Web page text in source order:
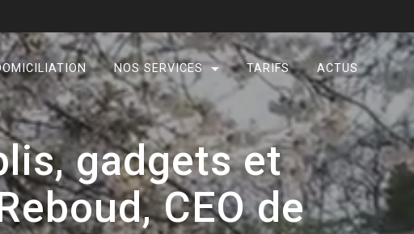
NOS SERVICES TARIFS ACTUS
gadgets et
CEO de